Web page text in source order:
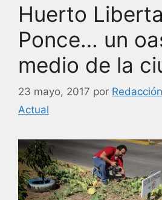
o
k
Huerto
Ponce… un
medio de la
23 mayo, 2017 por
Actual